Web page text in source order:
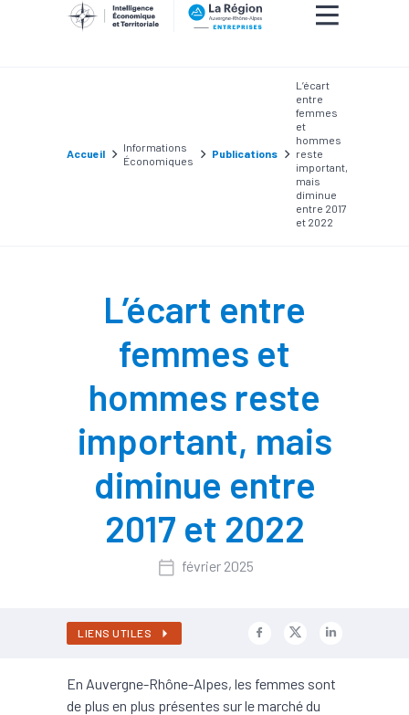
Accueil
Informations
Économiques
Publications
L’écart
entre
femmes
et
hommes
reste
important,
mais
diminue
entre 2017
et 2022
L’écart entre
femmes et
hommes reste
important, mais
diminue entre
2017 et 2022
février 2025
LIENS UTILES
En Auvergne-Rhône-Alpes, les femmes sont
de plus en plus présentes sur le marché du